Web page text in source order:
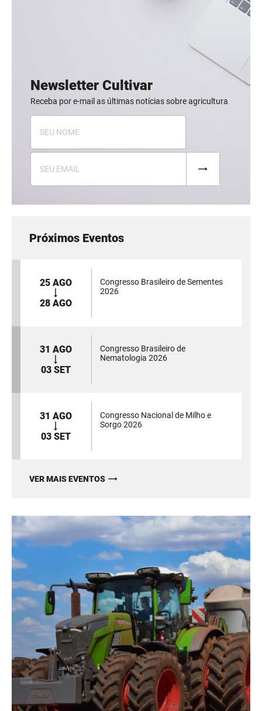
Newsletter Cultivar
Receba por e-mail as últimas notícias sobre agricultura
Próximos Eventos
25 AGO
28 AGO
Congresso Brasileiro de Sementes
2026
31 AGO
03 SET
Congresso Brasileiro de
Nematologia 2026
31 AGO
03 SET
Congresso Nacional de Milho e
Sorgo 2026
VER MAIS EVENTOS